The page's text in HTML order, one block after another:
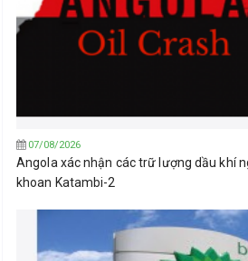
07/08/2026
Angola xác nhận các trữ lượng dầu khí
khoan Katambi-2